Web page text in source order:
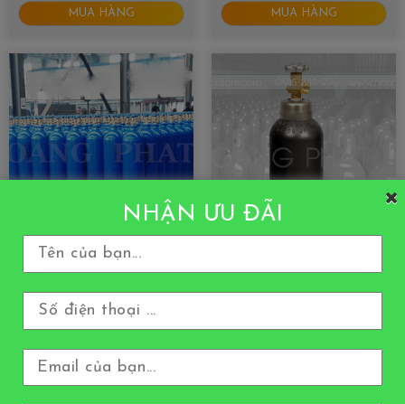
MUA HÀNG MUA HÀNG
Bình khí Co2 40 Lít
Giá:Liên hệ
MUA HÀNG
Bình khí Argon 5 Lít
Giá:Liên hệ
NHẬN ƯU ĐÃI